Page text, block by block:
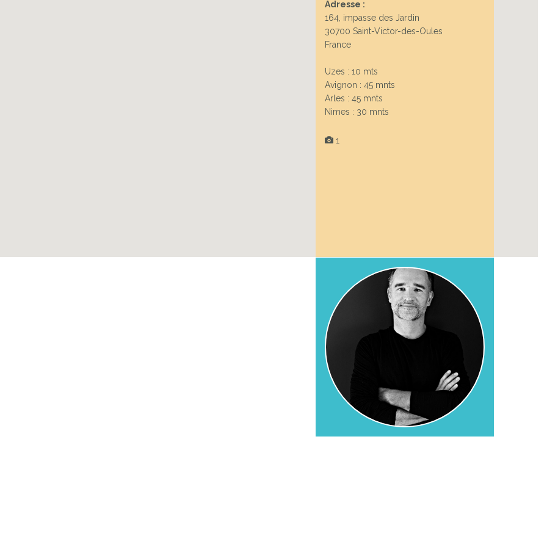
Adresse :
164, impasse des Jardin
30700 Saint-Victor-des-Oules
France
Uzes : 10 mts
Avignon : 45 mnts
Arles : 45 mnts
Nimes : 30 mnts
1